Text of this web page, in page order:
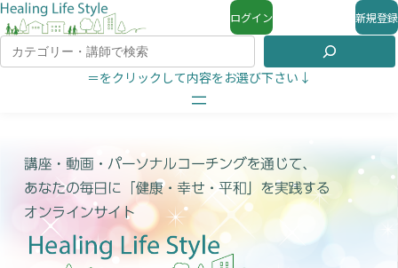
ログイン 新規登録
＝をクリックして内容をお選び下さい↓